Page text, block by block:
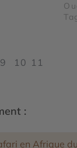
9 10 11
:
en Afrique